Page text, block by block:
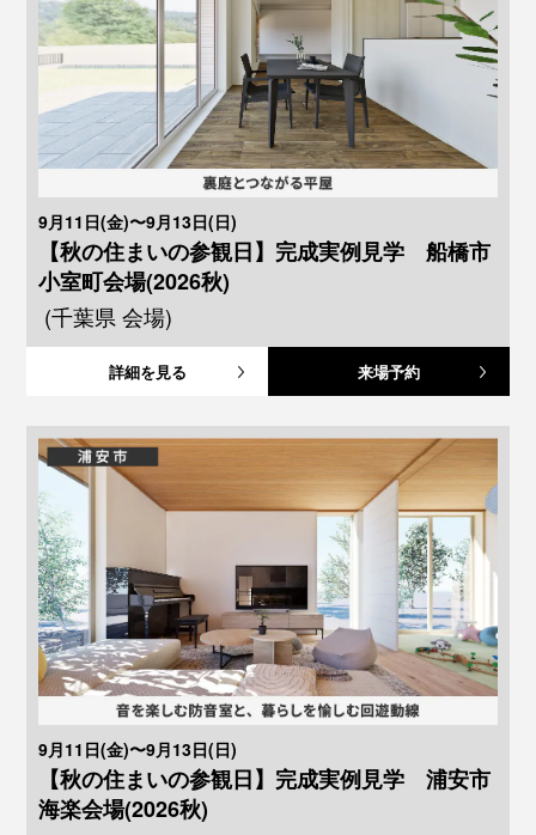
9月11日(金)〜9月13日(日)
【秋の住まいの参観日】完成実例見学 船橋市
小室町会場(2026秋)
(千葉県 会場)
詳細を見る 来場予約
9月11日(金)〜9月13日(日)
【秋の住まいの参観日】完成実例見学 浦安市
海楽会場(2026秋)